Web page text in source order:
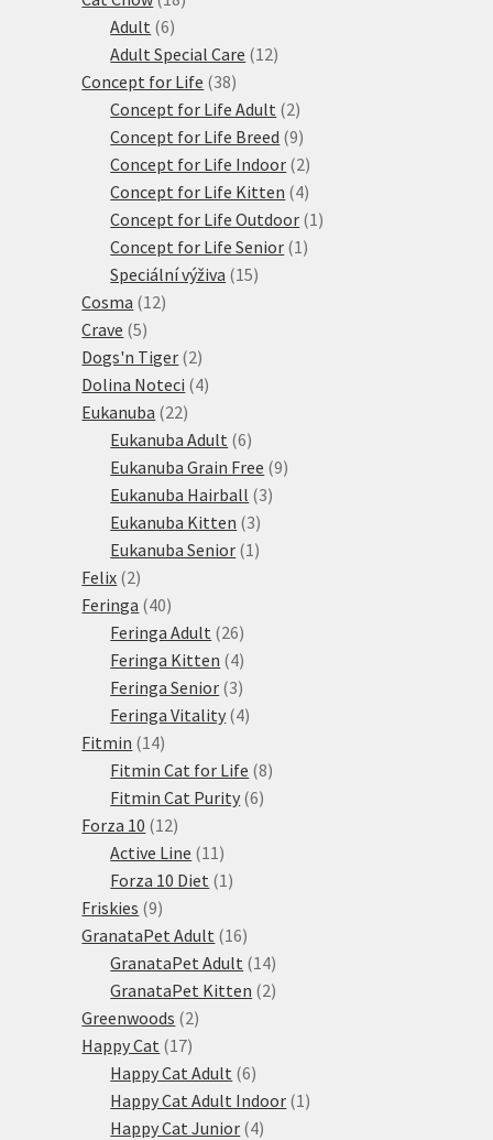
Adult 66
produktů
Adult Special Care 1212
Concept for Life 3838
produktů
Concept for Life Adult 22
produkty
Concept for Life Breed 99
produktů
Concept for Life Indoor 22
produkty
Concept for Life Kitten 44
produkty
Concept for Life Outdoor 1 1
Concept for Life Senior 1 1
Speciální výživa 1515
Cosma 1212
Crave 55
produktů
Dogs'n Tiger 22
produkty
Dolina Noteci 44
Eukanuba 2222
produktů
Eukanuba Adult 66
produktů
Eukanuba Grain Free 99
Eukanuba Hairball 33
Eukanuba Kitten 33
produkty
Eukanuba Senior 1 1
Felix 22
produkty
Feringa 4040
produktů
Feringa Adult 2626
produktů
Feringa Kitten 44
produkty
Feringa Senior 33
produkty
Feringa Vitality 44
Fitmin 1414
produktů
Fitmin Cat for Life 88
Fitmin Cat Purity 66
Forza 10 1212
produktů
Active Line 11 11
produktů
Forza 10 Diet 1 1
Friskies 99
produktů
GranataPet Adult 1616
produktů
GranataPet Adult 1414
produktů
GranataPet Kitten 22
Greenwoods 22
Happy Cat 1717
produktů
Happy Cat Adult 66
produktů
Happy Cat Adult Indoor 1 1
Happy Cat Junior 44